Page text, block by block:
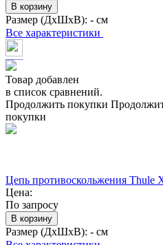
В корзину
Размер (ДхШхВ): - см
Все характеристики
Товар добавлен
в список сравнений.
Продолжить покупки
покупки
Цепь противоскольжения Thule
Цена:
По запросу
В корзину
Размер (ДхШхВ): - см